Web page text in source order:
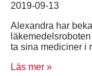
2019-09-13
Alexandra har
ta sina mediciner i
Läs mer »